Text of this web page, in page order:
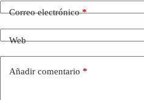
Correo electrónico*
Web
Añadir comentario *